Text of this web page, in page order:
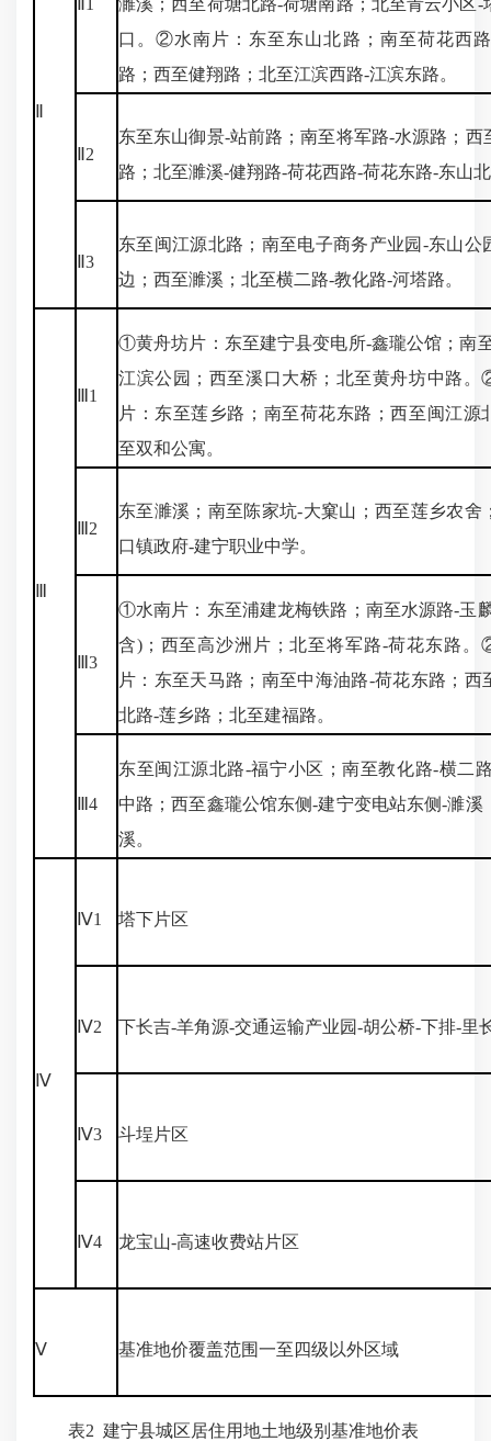
濉溪；西至荷塘北路-荷塘南路；北至青云小区-
口。②水南片：东至东山北路；南至荷花西
路；西至健翔路；北至江滨西路-江滨东路。
Ⅱ2
东至东山御景-站前路；南至将军路-水源路；西
路；北至濉溪-健翔路-荷花西路-荷花东路-东山
Ⅱ3
东至闽江源北路；南至电子商务产业园-东山公
边；西至濉溪；北至横二路-教化路-河塔路。
Ⅲ1
①黄舟坊片：东至建宁县变电所-鑫瓏公馆；南
江滨公园；西至溪口大桥；北至黄舟坊中路
片：东至莲乡路；南至荷花东路；西至闽江源
至双和公寓。
Ⅲ2
东至濉溪；南至陈家坑-大窠山；西至莲乡农舍
口镇政府-建宁职业中学。
Ⅲ3
①水南片：东至浦建龙梅铁路；南至水源路-玉
含)；西至高沙洲片；北至将军路-荷花东路
片：东至天马路；南至中海油路-荷花东路；西
北路-莲乡路；北至建福路。
Ⅲ4
东至闽江源北路-福宁小区；南至教化路-横二
中路；西至鑫瓏公馆东侧-建宁变电站东侧-濉溪
溪。
Ⅳ
Ⅳ1 塔下片区
Ⅳ2 下长吉-羊角源-交通运输产业园-胡公桥-下排-里
Ⅳ3 斗埕片区
Ⅳ4 龙宝山-高速收费站片区
Ⅴ 基准地价覆盖范围一至四级以外区域
表2 建宁县城区居住用地土地级别基准地价表